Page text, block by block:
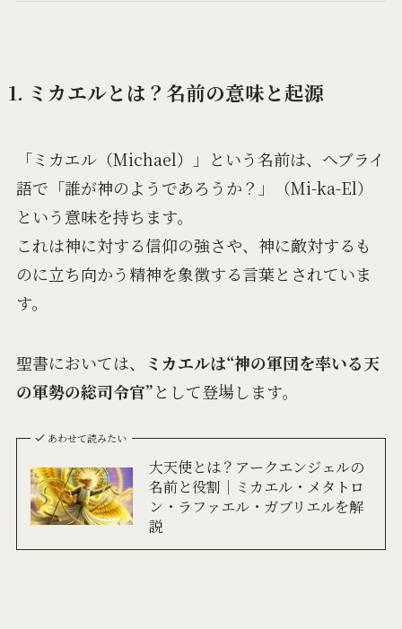
1. ミカエルとは？名前の意味と起源
「ミカエル（Michael）」という名前は、ヘブライ
語で「誰が神のようであろうか？」（Mi-ka-El）
という意味を持ちます。
これは神に対する信仰の強さや、神に敵対するも
のに立ち向かう精神を象徴する言葉とされていま
す。
聖書においては、
ミカエルは“神の軍団を率いる天
の軍勢の総司令官”として登場します。
あわせて読みたい
大天使とは？アークエンジェルの
名前と役割｜ミカエル・メタトロ
ン・ラファエル・ガブリエルを解
説